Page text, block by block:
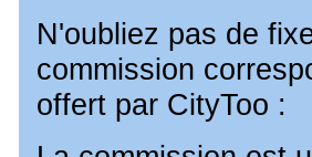
N'oubliez pas de
commission
offert par CityToo :